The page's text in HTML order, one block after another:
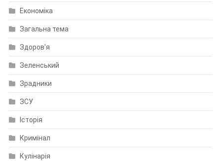
Економіка
Загальна тема
Здоров'я
Зеленський
Зрадники
ЗСУ
Історія
Кримінал
Кулінарія